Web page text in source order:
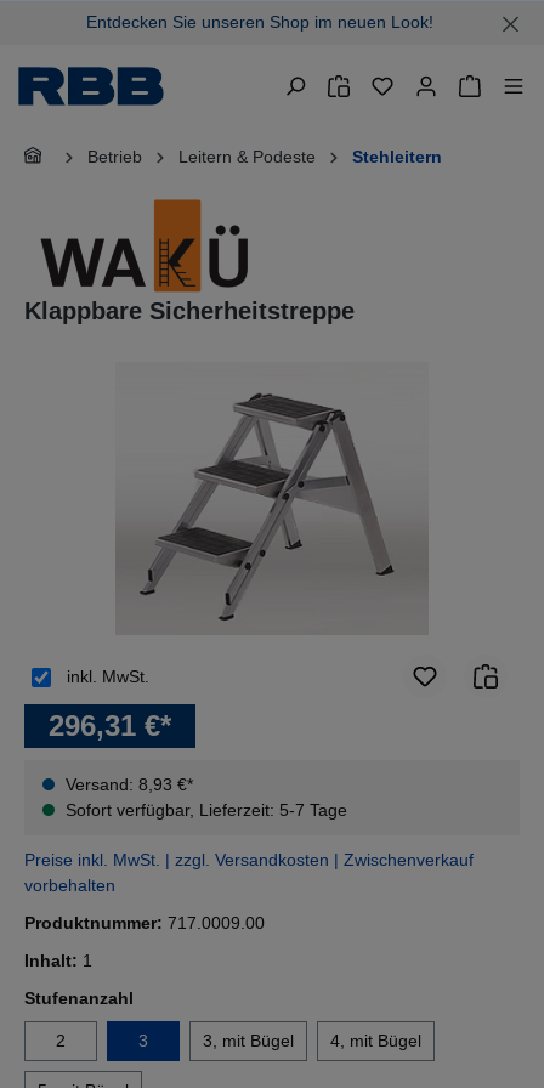
springenEntdecken Sie unseren Shop im neuen Look!
Betrieb Leitern & Podeste Stehleitern
Klappbare Sicherheitstreppe
296,31 €*
Versand: 8,93 €*
Sofort verfügbar, Lieferzeit: 5-7 Tage
inkl. MwSt.
Preise inkl. MwSt. | zzgl. Versandkosten | Zwischenverkauf
vorbehalten
Produktnummer: 717.0009.00
Inhalt: 1
Stufenanzahl
2 3 3, mit Bügel 4, mit Bügel